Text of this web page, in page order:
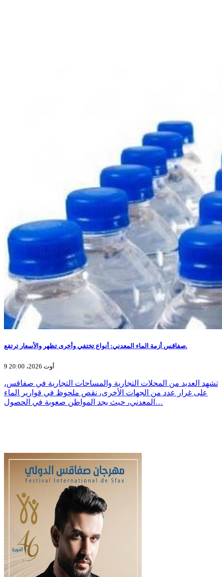
صفاقس أزمة الماء المعدني: أنواع تختفي وأخرى تظهر والأسعار ترتفع.
9 أوت 2026، 20:00
تشهد العديد من المحلات التجارية والمساحات التجارية في صفاقس،
على غرار عدد من الجهات الأخرى، نقص ملحوظ في قوارير الماء
المعدني، حيث يجد المواطن صعوبة في الحصول…